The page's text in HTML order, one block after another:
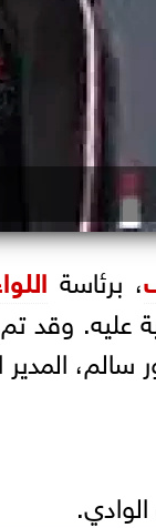
، برئاسة
المدير